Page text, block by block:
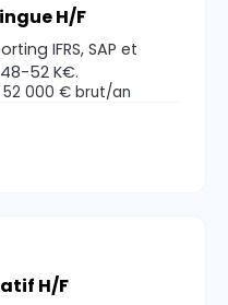
H/F
IFRS, SAP et
52 K€.
000 € brut/an
H/F